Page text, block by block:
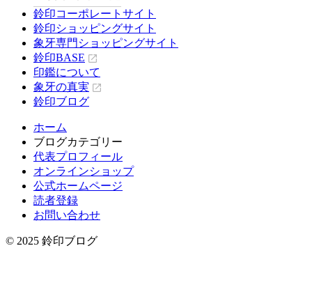
鈴印コーポレートサイト
鈴印ショッピングサイト
象牙専門ショッピングサイト
鈴印BASE
印鑑について
象牙の真実
鈴印ブログ
ホーム
ブログカテゴリー
代表プロフィール
オンラインショップ
公式ホームページ
読者登録
お問い合わせ
© 2025 鈴印ブログ